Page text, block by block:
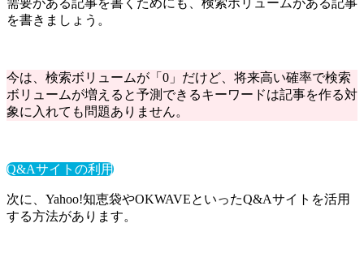
需要がある記事を書くためにも、検索ボリュームがある記事
を書きましょう。
今は、検索ボリュームが「0」だけど、将来高い確率で検索
ボリュームが増えると予測できるキーワードは記事を作る対
象に入れても問題ありません。
Q&Aサイトの利用
次に、Yahoo!知恵袋やOKWAVEといったQ&Aサイトを活用
する方法があります。